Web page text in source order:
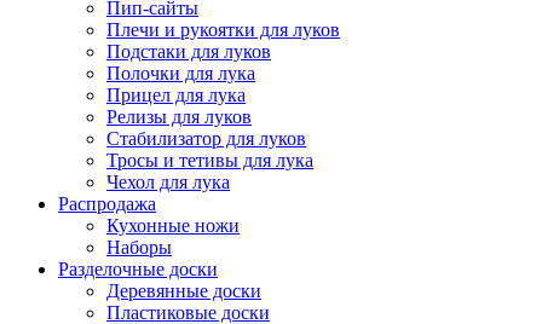
Пип-сайты
Плечи и рукоятки для луков
Подстаки для луков
Полочки для лука
Прицел для лука
Релизы для луков
Стабилизатор для луков
Тросы и тетивы для лука
Чехол для лука
Распродажа
Кухонные ножи
Наборы
Разделочные доски
Деревянные доски
Пластиковые доски